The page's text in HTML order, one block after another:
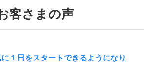
客さまの声
１日をスタートできるようになり